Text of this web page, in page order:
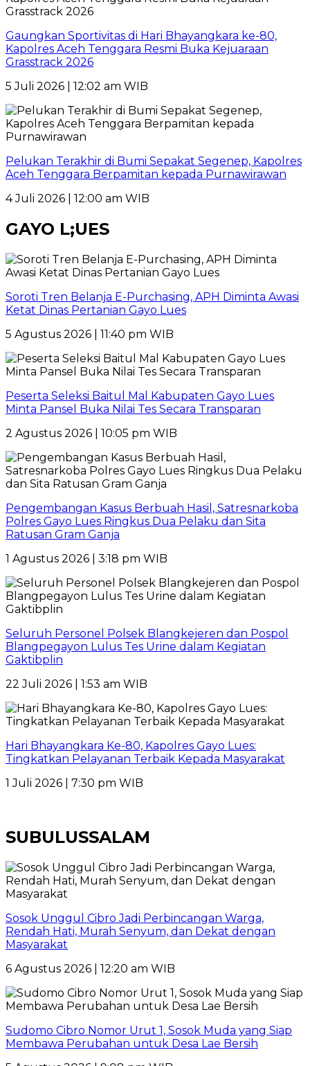
Gaungkan Sportivitas di Hari Bhayangkara ke-80,
Kapolres Aceh Tenggara Resmi Buka Kejuaraan
Grasstrack 2026
5 Juli 2026 | 12:02 am WIB
Pelukan Terakhir di Bumi Sepakat Segenep, Kapolres
Aceh Tenggara Berpamitan kepada Purnawirawan
4 Juli 2026 | 12:00 am WIB
GAYO L;UES
Soroti Tren Belanja E-Purchasing, APH Diminta Awasi
Ketat Dinas Pertanian Gayo Lues
5 Agustus 2026 | 11:40 pm WIB
Peserta Seleksi Baitul Mal Kabupaten Gayo Lues
Minta Pansel Buka Nilai Tes Secara Transparan
2 Agustus 2026 | 10:05 pm WIB
Pengembangan Kasus Berbuah Hasil, Satresnarkoba
Polres Gayo Lues Ringkus Dua Pelaku dan Sita
Ratusan Gram Ganja
1 Agustus 2026 | 3:18 pm WIB
Seluruh Personel Polsek Blangkejeren dan Pospol
Blangpegayon Lulus Tes Urine dalam Kegiatan
Gaktibplin
22 Juli 2026 | 1:53 am WIB
Hari Bhayangkara Ke-80, Kapolres Gayo Lues:
Tingkatkan Pelayanan Terbaik Kepada Masyarakat
1 Juli 2026 | 7:30 pm WIB
SUBULUSSALAM
Sosok Unggul Cibro Jadi Perbincangan Warga,
Rendah Hati, Murah Senyum, dan Dekat dengan
Masyarakat
6 Agustus 2026 | 12:20 am WIB
Sudomo Cibro Nomor Urut 1, Sosok Muda yang Siap
Membawa Perubahan untuk Desa Lae Bersih